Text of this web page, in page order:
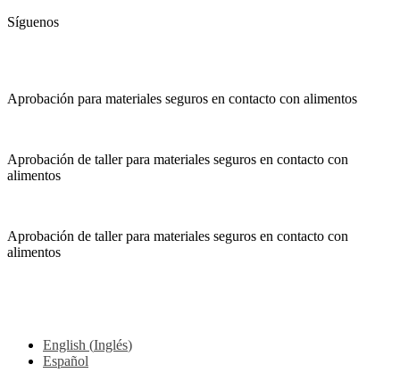
Síguenos
Aprobación para materiales seguros en contacto con alimentos
Aprobación de taller para materiales seguros en contacto con
alimentos
Aprobación de taller para materiales seguros en contacto con
alimentos
English (Inglés)
Español